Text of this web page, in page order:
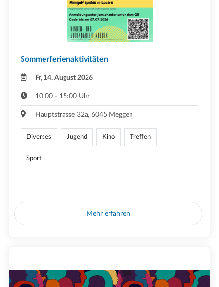
Sommerferienaktivitäten
Fr, 14. August 2026
10:00 - 15:00 Uhr
Hauptstrasse 32a, 6045 Meggen
Diverses Jugend Kino Treffen
Sport
Mehr erfahren